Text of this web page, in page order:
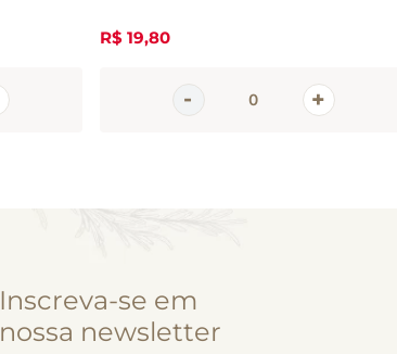
R$ 19,80
Inscreva-se em
nossa newsletter